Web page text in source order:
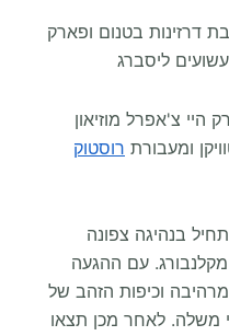
דרזינות בטנום ופארק
ליסברג
היי צ'אפרל מוזיאון
ומעבורת רוסטוק
בנהיגה צפונה
עם ההגעה
וכיפות הזהב של
משלה. לאחר מכן תצאו